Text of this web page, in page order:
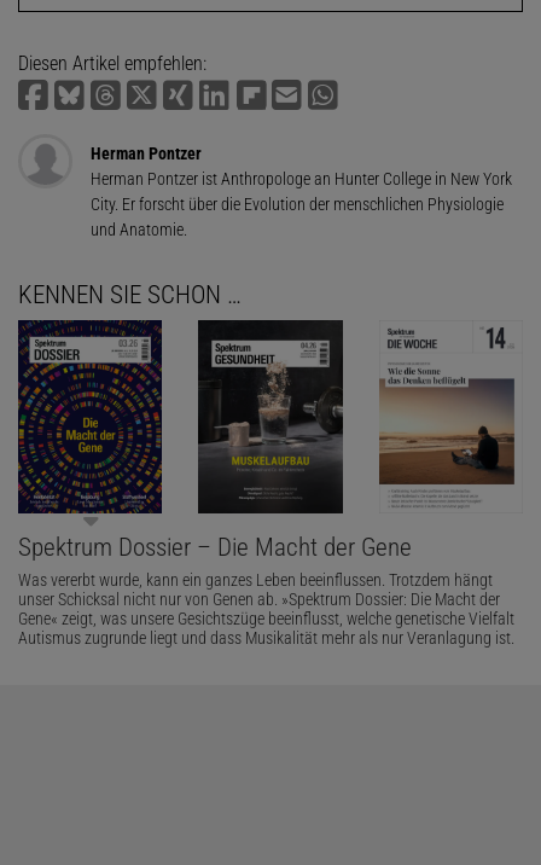
Diesen Artikel empfehlen:
Herman Pontzer
Herman Pontzer ist Anthropologe an Hunter College in New York
City. Er forscht über die Evolution der menschlichen Physiologie
und Anatomie.
KENNEN SIE SCHON …
Spektrum Dossier – Die Macht der Gene
Was vererbt wurde, kann ein ganzes Leben beeinflussen. Trotzdem hängt
unser Schicksal nicht nur von Genen ab. »Spektrum Dossier: Die Macht der
Gene« zeigt, was unsere Gesichtszüge beeinflusst, welche genetische Vielfalt
Autismus zugrunde liegt und dass Musikalität mehr als nur Veranlagung ist.